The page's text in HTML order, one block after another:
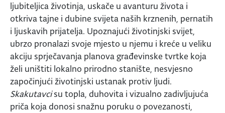
ljubiteljica životinja, uskače u avanturu života i
otkriva tajne i dubine svijeta naših krznenih, pernatih
i ljuskavih prijatelja. Upoznajući životinjski svijet,
ubrzo pronalazi svoje mjesto u njemu i kreće u veliku
akciju sprječavanja planova građevinske tvrtke koja
želi uništiti lokalno prirodno stanište, nesvjesno
započinjući životinjski ustanak protiv ljudi.
Skakutavcisu topla, duhovita i vizualno zadivljujuća
priča koja donosi snažnu poruku o povezanosti,